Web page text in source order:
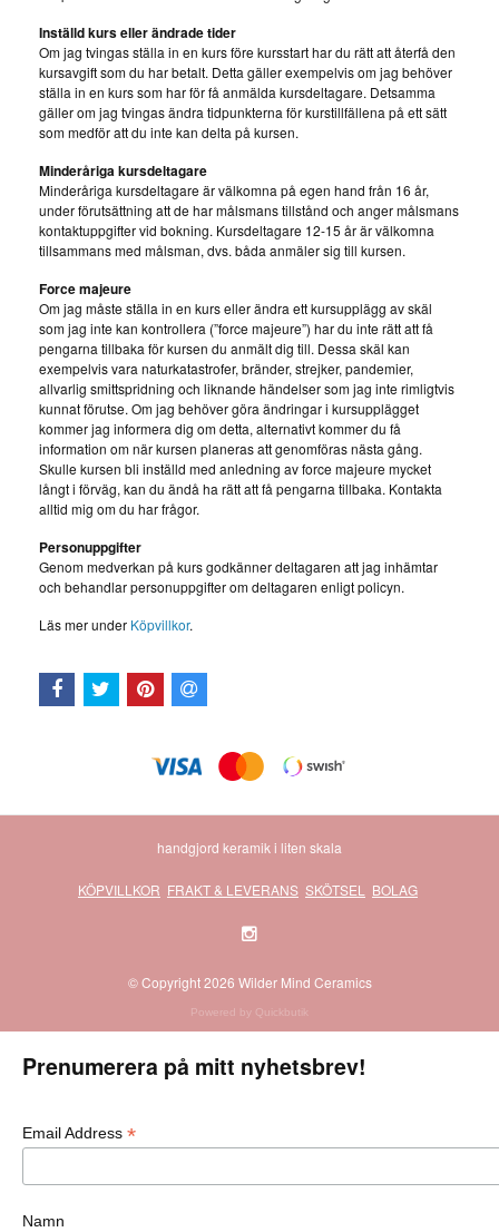
Inställd kurs eller ändrade tider
Om jag tvingas ställa in en kurs före kursstart har du rätt att återfå den
kursavgift som du har betalt. Detta gäller exempelvis om jag behöver
ställa in en kurs som har för få anmälda kursdeltagare. Detsamma
gäller om jag tvingas ändra tidpunkterna för kurstillfällena på ett sätt
som medför att du inte kan delta på kursen.
Minderåriga kursdeltagare
Minderåriga kursdeltagare är välkomna på egen hand från 16 år,
under förutsättning att de har målsmans tillstånd och anger målsmans
kontaktuppgifter vid bokning. Kursdeltagare 12-15 år är välkomna
tillsammans med målsman, dvs. båda anmäler sig till kursen.
Force majeure
Om jag måste ställa in en kurs eller ändra ett kursupplägg av skäl
som jag inte kan kontrollera (”force majeure”) har du inte rätt att få
pengarna tillbaka för kursen du anmält dig till. Dessa skäl kan
exempelvis vara naturkatastrofer, bränder, strejker, pandemier,
allvarlig smittspridning och liknande händelser som jag inte rimligtvis
kunnat förutse. Om jag behöver göra ändringar i kursupplägget
kommer jag informera dig om detta, alternativt kommer du få
information om när kursen planeras att genomföras nästa gång.
Skulle kursen bli inställd med anledning av force majeure mycket
långt i förväg, kan du ändå ha rätt att få pengarna tillbaka. Kontakta
alltid mig om du har frågor.
Personuppgifter
Genom medverkan på kurs godkänner deltagaren att jag inhämtar
och behandlar personuppgifter om deltagaren enligt policyn.
Läs mer under Köpvillkor.
handgjord keramik i liten skala
KÖPVILLKOR FRAKT & LEVERANS SKÖTSEL BOLAG
© Copyright 2026 Wilder Mind Ceramics
Powered by Quickbutik
Prenumerera på mitt nyhetsbrev!
Email Address *
Namn